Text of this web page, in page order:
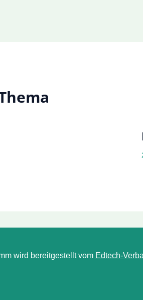
wird bereitgestellt vom Edtech-